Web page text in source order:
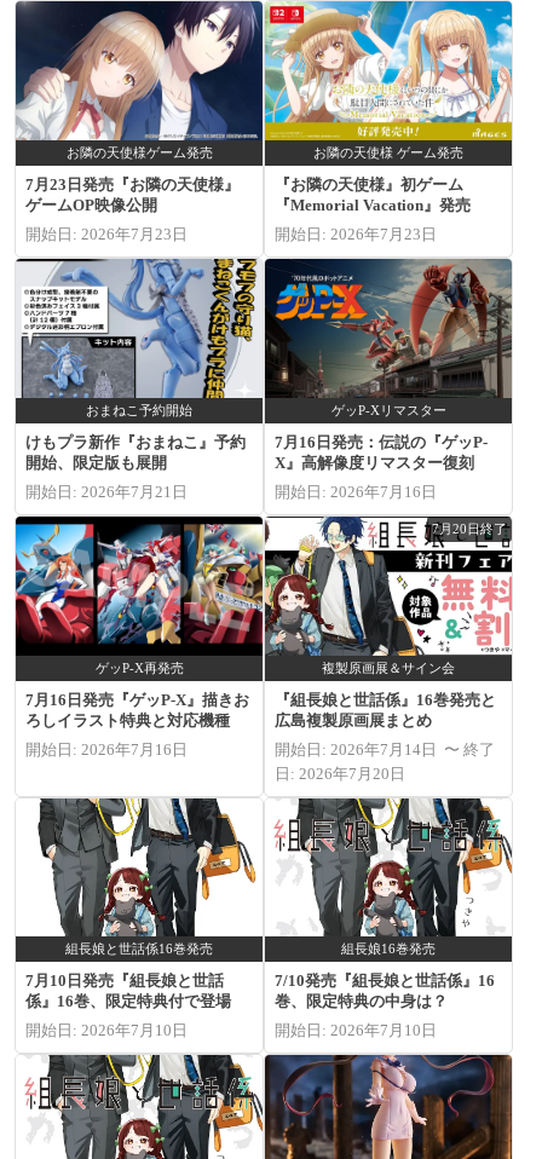
お隣の天使様ゲーム発売
7月23日発売『お隣の天使様』
ゲームOP映像公開
開始日: 2026年7月23日
お隣の天使様 ゲーム発売
『お隣の天使様』初ゲーム
『Memorial Vacation』発売
開始日: 2026年7月23日
おまねこ予約開始
けもプラ新作『おまねこ』予約
開始、限定版も展開
開始日: 2026年7月21日
ゲッP-Xリマスター
7月16日発売：伝説の『ゲッP-
X』高解像度リマスター復刻
開始日: 2026年7月16日
ゲッP-X再発売
7月16日発売『ゲッP-X』描きお
ろしイラスト特典と対応機種
開始日: 2026年7月16日
7月20日終了
複製原画展＆サイン会
『組長娘と世話係』16巻発売と
広島複製原画展まとめ
開始日: 2026年7月14日 〜 終了
日: 2026年7月20日
組長娘と世話係16巻発売
7月10日発売『組長娘と世話
係』16巻、限定特典付で登場
開始日: 2026年7月10日
組長娘16巻発売
7/10発売『組長娘と世話係』16
巻、限定特典の中身は？
開始日: 2026年7月10日